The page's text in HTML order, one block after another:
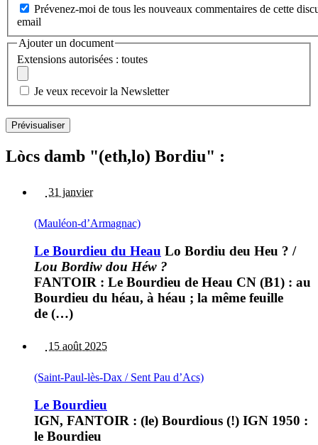
Prévenez-moi de tous les nouveaux commentaires de cette
email
Ajouter un document
Extensions autorisées : toutes
Je veux recevoir la Newsletter
Lòcs damb "(eth,lo) Bordiu" :
31 janvier
(Mauléon-d’Armagnac)
Le Bourdieu du Heau Lo Bordiu deu Heu ? /
Lou Bordiw dou Héw ?
FANTOIR : Le Bourdieu de Heau CN (B1) : au
Bourdieu du héau, à héau ; la même feuille
de (…)
15 août 2025
(Saint-Paul-lès-Dax / Sent Pau d’Acs)
Le Bourdieu
IGN, FANTOIR : (le) Bourdious (!) IGN 1950 :
le Bourdieu